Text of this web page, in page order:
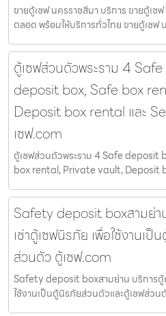
ขายตู้เซฟ นครราชสีมา บริการ ขายตู้เ
ตลอด พร้อมให้บริการทั่วไทย ขายตู้เซฟ
ตู้เซฟส่วนตัวพระราม 4
deposit box, Safe box
Deposit box rental และ
เซฟ.com
ตู้เซฟส่วนตัวพระราม 4 Safe
box rental, Private vault, Deposit
Safety deposit boxสามย่า
เช่าตู้เซฟนิรภัย เพื่อใช้งานเ
ส่วนตัว ตู้เซฟ.com
Safety deposit boxสามย่าน บริการตู้
ใช้งานเป็นตู้นิรภัยส่วนตัวและตู้เซฟส่วน